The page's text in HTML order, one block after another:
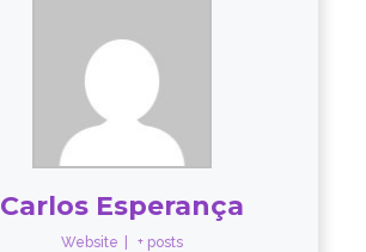
Carlos Esperança
Website + posts